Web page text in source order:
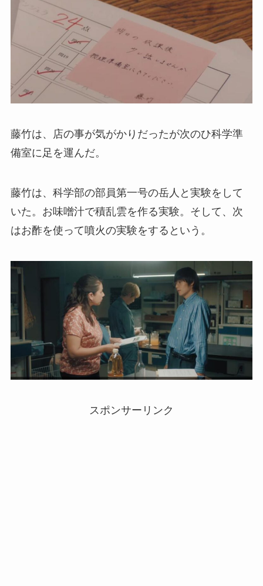
藤竹は、店の事が気がかりだったが次のひ科学準
備室に足を運んだ。
藤竹は、科学部の部員第一号の岳人と実験をして
いた。お味噌汁で積乱雲を作る実験。そして、次
はお酢を使って噴火の実験をするという。
スポンサーリンク